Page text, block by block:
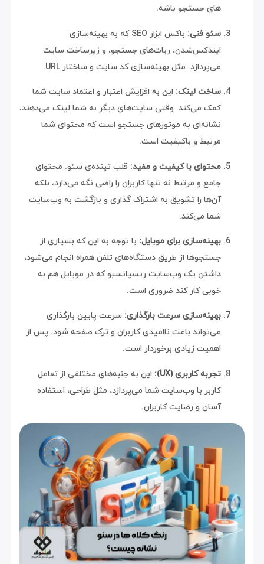
های جستجو باشه.
سئو فنی:
باکس ابزار SEO که به بهینه‌سازی
ایندکس‌شدن، ربات‌های جستجو، و زیرساخت سایت
می‌پردازد. مثل بهینه‌سازی کد سایت و ساختار URL.
ساخت لینک: این به افزایش اعتبار و اعتماد سایت شما
کمک می‌کند. وقتی سایت‌های دیگر به شما لینک می‌دهند،
نشانه‌ای به موتورهای جستجو است که محتوای شما
مرتبط و باکیفیت است.
محتوای با کیفیت و مفید: قلب تپنده‌ی سئو. محتوای
جامع و مرتبط نه تنها کاربران را راضی نگه می‌دارد، بلکه
آن‌ها را تشویق به اشتراک گذاری و بازگشت به وب‌سایت
شما می‌کند.
بهینه‌سازی برای موبایل: با توجه به این که بسیاری از
جستجوها از طریق دستگاه‌های تلفن همراه انجام می‌شود،
داشتن یک وب‌سایت ریسپانسیو که در موبایل هم به
خوبی کار کند ضروری است.
بهینه‌سازی سرعت بارگذاری: سرعت پایین بارگذاری
می‌تواند باعث ناامیدی کاربران و ترک صفحه شود. پس از
اهمیت زیادی برخوردار است.
تجربه کاربری (UX):
این به جنبه‌های مختلفی از تعامل
کاربر با وب‌سایت شما می‌پردازد، مثل طراحی، استفاده
آسان و رضایت کاربران.